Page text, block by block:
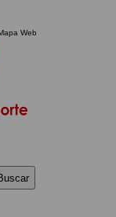
Web